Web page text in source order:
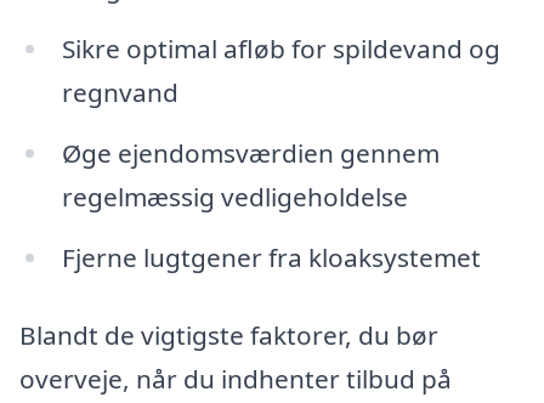
Sikre optimal afløb for spildevand og
regnvand
Øge ejendomsværdien gennem
regelmæssig vedligeholdelse
Fjerne lugtgener fra kloaksystemet
Blandt de vigtigste faktorer, du bør
overveje, når du indhenter tilbud på